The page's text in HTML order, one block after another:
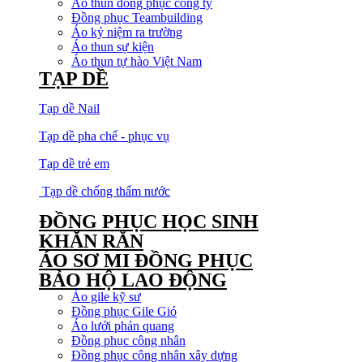
Áo thun đồng phục công ty
Đồng phục Teambuilding
Áo kỷ niệm ra trường
Áo thun sự kiện
Áo thun tự hào Việt Nam
TẠP DỀ
Tạp dề Nail
Tạp dề pha chế - phục vụ
Tạp dề trẻ em
Tạp dề chống thấm nước
ĐỒNG PHỤC HỌC SINH
KHĂN RẰN
ÁO SƠ MI ĐỒNG PHỤC
BẢO HỘ LAO ĐỘNG
Áo gile kỹ sư
Đồng phục Gile Gió
Áo lưới phản quang
Đồng phục công nhân
Đồng phục công nhân xây dựng